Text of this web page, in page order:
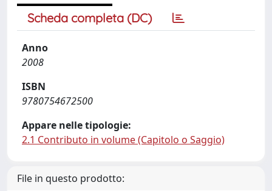
Scheda completa (DC)
Anno
2008
ISBN
9780754672500
Appare nelle tipologie:
2.1 Contributo in volume (Capitolo o Saggio)
File in questo prodotto: